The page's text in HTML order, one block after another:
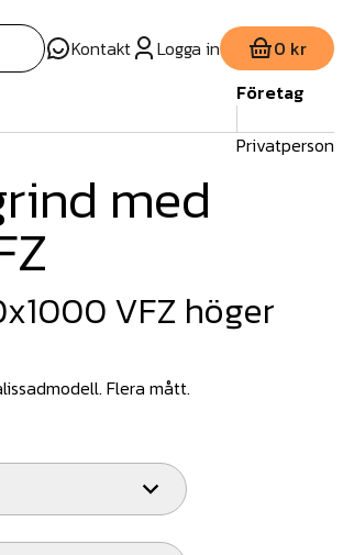
Kontakt Logga in 0 kr
Företag
Privatperson
med
VFZ höger
Flera mått.